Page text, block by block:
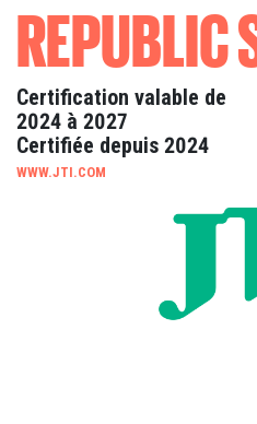
REPUBLIC
Certification valable de
2024 à 2027
Certifiée depuis 2024
WWW.JTI.COM